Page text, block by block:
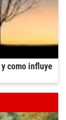
como influye